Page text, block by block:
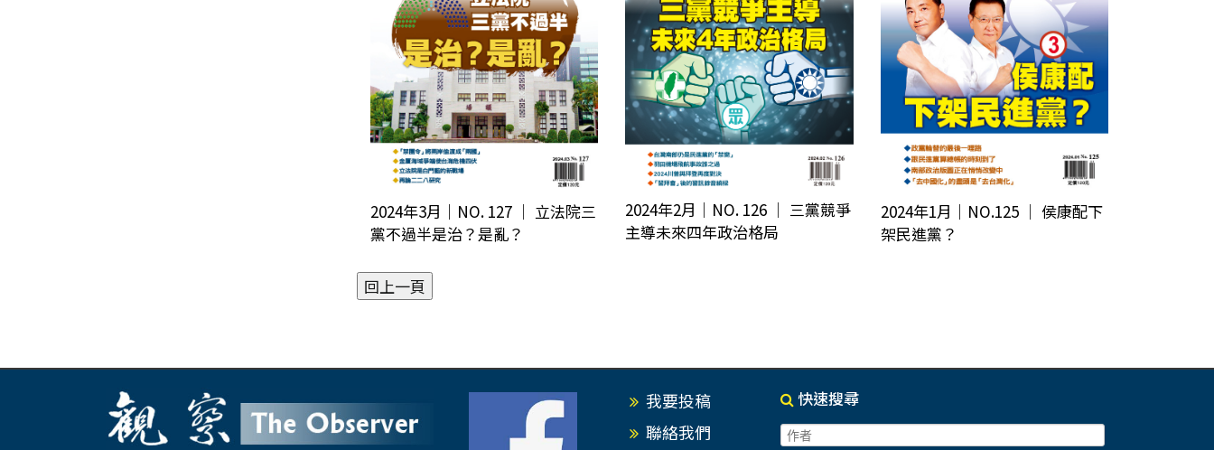
2024年3月｜NO. 127 │ 立法院三
黨不過半是治？是亂？
2024年2月｜NO. 126 │ 三黨競爭
主導未來四年政治格局
2024年1月｜NO.125 │ 侯康配下
架民進黨？
我要投稿
聯絡我們
快速搜尋